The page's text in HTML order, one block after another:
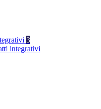
3
integrativi